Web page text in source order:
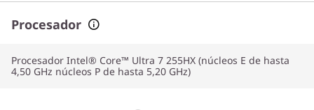
Procesador
Procesador Intel® Core™ Ultra 7 255HX (núcleos E de hasta
4,50 GHz núcleos P de hasta 5,20 GHz)